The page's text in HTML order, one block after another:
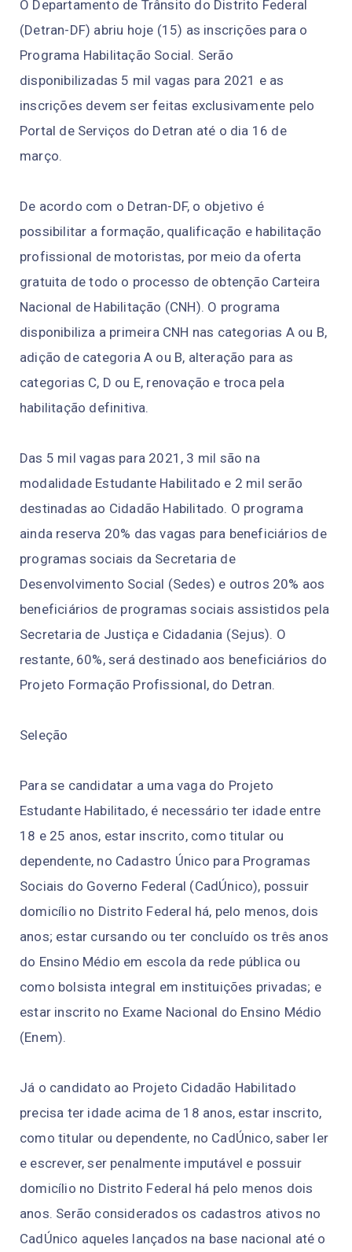
O Departamento de Trânsito do Distrito Federal
(Detran-DF) abriu hoje (15) as inscrições para o
Programa Habilitação Social. Serão
disponibilizadas 5 mil vagas para 2021 e as
inscrições devem ser feitas exclusivamente pelo
Portal de Serviços do Detran até o dia 16 de
março.
De acordo com o Detran-DF, o objetivo é
possibilitar a formação, qualificação e habilitação
profissional de motoristas, por meio da oferta
gratuita de todo o processo de obtenção Carteira
Nacional de Habilitação (CNH). O programa
disponibiliza a primeira CNH nas categorias A ou B,
adição de categoria A ou B, alteração para as
categorias C, D ou E, renovação e troca pela
habilitação definitiva.
Das 5 mil vagas para 2021, 3 mil são na
modalidade Estudante Habilitado e 2 mil serão
destinadas ao Cidadão Habilitado. O programa
ainda reserva 20% das vagas para beneficiários de
programas sociais da Secretaria de
Desenvolvimento Social (Sedes) e outros 20% aos
beneficiários de programas sociais assistidos pela
Secretaria de Justiça e Cidadania (Sejus). O
restante, 60%, será destinado aos beneficiários do
Projeto Formação Profissional, do Detran.
Seleção
Para se candidatar a uma vaga do Projeto
Estudante Habilitado, é necessário ter idade entre
18 e 25 anos, estar inscrito, como titular ou
dependente, no Cadastro Único para Programas
Sociais do Governo Federal (CadÚnico), possuir
domicílio no Distrito Federal há, pelo menos, dois
anos; estar cursando ou ter concluído os três anos
do Ensino Médio em escola da rede pública ou
como bolsista integral em instituições privadas; e
estar inscrito no Exame Nacional do Ensino Médio
(Enem).
Já o candidato ao Projeto Cidadão Habilitado
precisa ter idade acima de 18 anos, estar inscrito,
como titular ou dependente, no CadÚnico, saber ler
e escrever, ser penalmente imputável e possuir
domicílio no Distrito Federal há pelo menos dois
anos. Serão considerados os cadastros ativos no
CadÚnico aqueles lançados na base nacional até o